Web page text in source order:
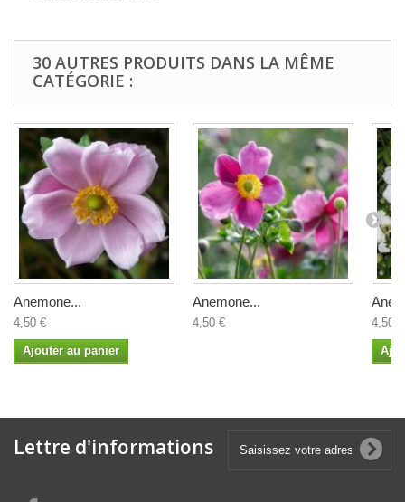
30 AUTRES PRODUITS DANS LA MÊME
CATÉGORIE :
Anemone...
4,50 €
Ajouter au panier
Anemone...
4,50 € 4,50 €
Lettre d'informations